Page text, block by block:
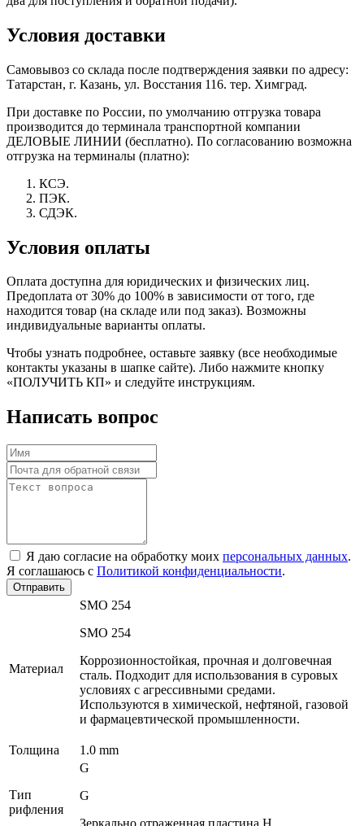
Условия доставки
Самовывоз со склада после подтверждения заявки по адресу:
Татарстан, г. Казань, ул. Восстания 116. тер. Химград.
При доставке по России, по умолчанию отгрузка товара
производится до терминала транспортной компании
ДЕЛОВЫЕ ЛИНИИ (бесплатно). По согласованию возможна
отгрузка на терминалы (платно):
КСЭ.
ПЭК.
СДЭК.
Условия оплаты
Оплата доступна для юридических и физических лиц.
Предоплата от 30% до 100% в зависимости от того, где
находится товар (на складе или под заказ). Возможны
индивидуальные варианты оплаты.
Чтобы узнать подробнее, оставьте заявку (все необходимые
контакты указаны в шапке сайте). Либо нажмите кнопку
«ПОЛУЧИТЬ КП» и следуйте инструкциям.
Написать вопрос
Я даю согласие на обработку моих персональных данных.
Я соглашаюсь с Политикой конфиденциальности.
Отправить
Материал
SMO 254
SMO 254
Коррозионностойкая, прочная и долговечная
сталь. Подходит для использования в суровых
условиях с агрессивными средами.
Используются в химической, нефтяной, газовой
и фармацевтической промышленности.
Толщина 1.0 mm
Тип
рифления
G
G